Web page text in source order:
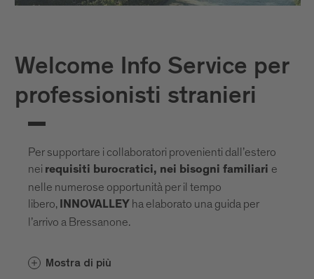
Welcome Info Service per
professionisti stranieri
Per supportare i collaboratori provenienti dall’estero
nei requisiti burocratici, nei bisogni familiari e
nelle numerose opportunità per il tempo
libero, INNOVALLEY ha elaborato una guida per
l’arrivo a Bressanone.
Mostra di più